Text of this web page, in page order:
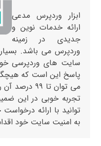
mobile
menu
mobile
menu
ابزار وردپرس مدعی
ارائه خدمات نوین و
جدیدی در زمینه
وردپرس می باشد.
سایت های وردپرسی
پاسخ این است که
می توان تا
تجربه خوبی در این
توانید با ارائه
به امنیت سایت خود